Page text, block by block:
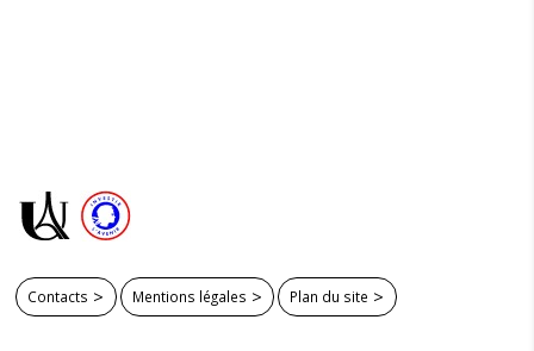
Contacts Mentions légales Plan du site